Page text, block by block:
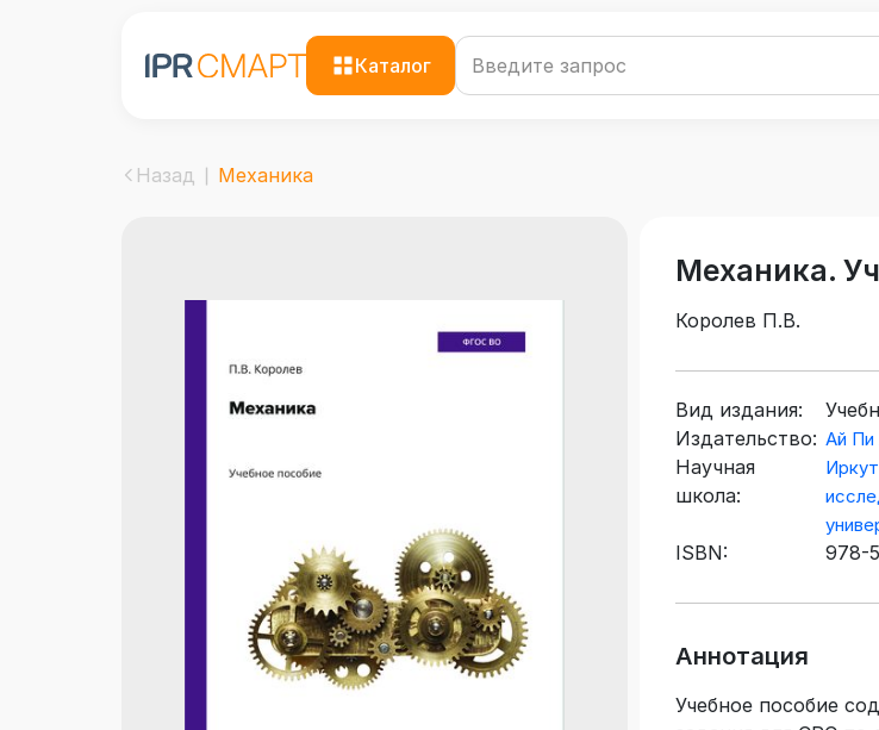
Каталог
Назад Механика
Механика.
Королев П.В.
Вид издания:
Издательство: Ай
Научная
школа:
ISBN: 978-
Аннотация
Учебное пособие